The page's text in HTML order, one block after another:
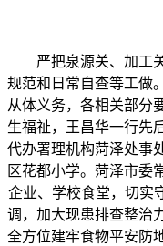
严把泉源关、加工关
规范和日常自查等工做
从体义务，各相关部分
生福祉，王昌华一行先
代办署理机构菏泽处事
区花都小学。菏泽市委
企业、学校食堂，切实
调，加大现患排查整治
全方位建牢食物平安防